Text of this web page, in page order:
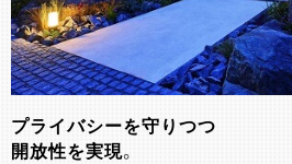
プライバシーを守りつつ
開放性を実現。